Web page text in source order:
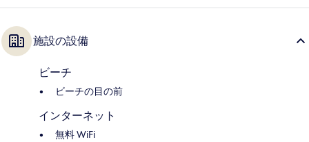
施設の設備
ビーチ
ビーチの目の前
インターネット
無料 WiFi